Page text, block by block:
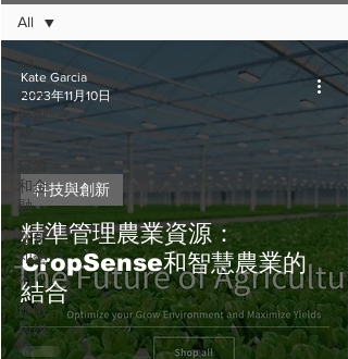
All
科技
與創
和金
融
文化
和藝
術
遊戲
與媒
體
All
精準管理農業資源：
CropSense和智慧農業的
結合
科技與創新
Kate Garcia
2023年11月10日